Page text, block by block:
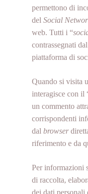
permettono di
del Social
web. Tutti i “
contrassegnati
piattaforma di
Quando si visita
interagisce con il
un commento
corrispondenti
dal browser
riferimento e da
Per informazioni
di raccolta,
dei dati personali